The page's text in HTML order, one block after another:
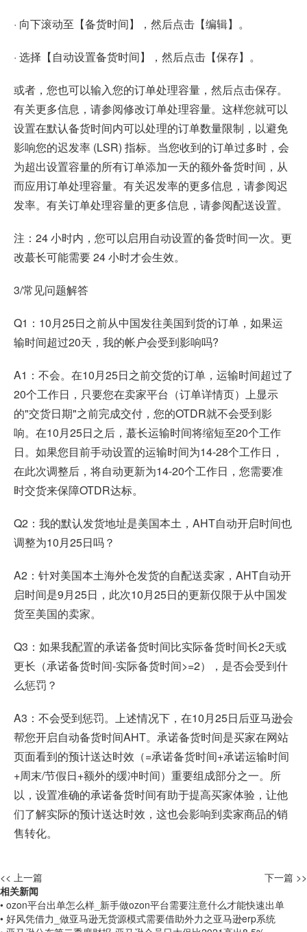
· 向下滚动至【备货时间】，然后点击【编辑】。
· 选择【自动设置备货时间】，然后点击【保存】。
或者，您也可以输入您的订单处理容量，然后点击保存。
有关更多信息，请参阅修改订单处理容量。这样您就可以
设置在默认备货时间内可以处理的订单数量限制，以避免
影响您的迟发率 (LSR) 指标。当您收到的订单过多时，会
为超出设置容量的所有订单添加一天的额外备货时间，从
而应用订单处理容量。有关迟发率的更多信息，请参阅迟
发率。有关订单处理容量的更多信息，请参阅配送设置。
注：24 小时内，您可以启用自动设置的备货时间一次。更
改蕞长可能需要 24 小时才会生效。
3/常见问题解答
Q1：10月25日之前从中国发往美国到货的订单，如果运
输时间超过20天，我的帐户会受到影响吗?
A1：不会。在10月25日之前交货的订单，运输时间超过了
20个工作日，只要您在卖家平台（订单详情页）上显示
的"交货日期"之前完成交付，您的OTDR就不会受到影
响。在10月25日之后，蕞长运输时间将缩短至20个工作
日。如果您目前手动设置的运输时间为14-28个工作日，
在此次调整后，将自动更新为14-20个工作日，您需要准
时交货来保障OTDR达标。
Q2：我的默认发货地址是美国本土，AHT自动开启时间也
调整为10月25日吗？
A2：针对美国本土海外仓发货的自配送卖家，AHT自动开
启时间是9月25日，此次10月25日的更新仅限于从中国发
货至美国的卖家。
Q3：如果我配置的承诺备货时间比实际备货时间长2天或
更长（承诺备货时间-实际备货时间>=2），是否会受到什
么惩罚？
A3：不会受到惩罚。上述情况下，在10月25日后亚马逊会
帮您开启自动备货时间AHT。承诺备货时间是买家在网站
页面看到的预计送达时效（=承诺备货时间+承诺运输时间
+周末/节假日+额外的缓冲时间）重要组成部分之一。所
以，设置准确的承诺备货时间有助于提高买家体验，让他
们了解实际的预计送达时效，这也会影响到卖家商品的销
售转化。
<< 上一篇
下一篇 >>
相关新闻
• ozon平台出单怎么样_新手做ozon平台需要注意什么才能快速出单
• 好风凭借力_做亚马逊无货源模式需要借助外力之亚马逊erp系统